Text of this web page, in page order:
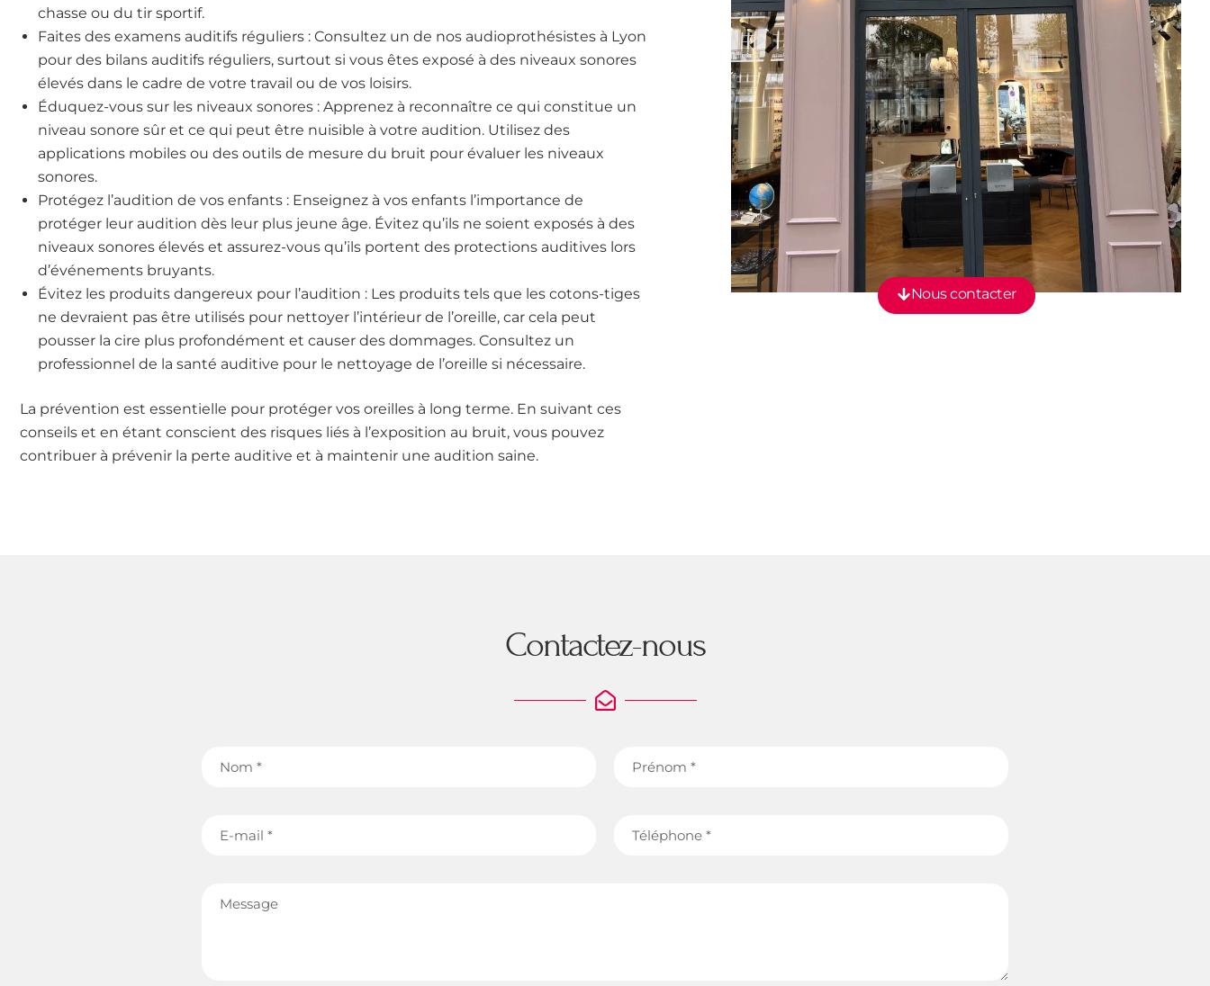
chasse ou du tir sportif.
Faites des examens auditifs réguliers : Consultez un de nos audioprothésistes à Lyon
pour des bilans auditifs réguliers, surtout si vous êtes exposé à des niveaux sonores
élevés dans le cadre de votre travail ou de vos loisirs.
Éduquez-vous sur les niveaux sonores : Apprenez à reconnaître ce qui constitue un
niveau sonore sûr et ce qui peut être nuisible à votre audition. Utilisez des
applications mobiles ou des outils de mesure du bruit pour évaluer les niveaux
sonores.
Protégez l’audition de vos enfants : Enseignez à vos enfants l’importance de
protéger leur audition dès leur plus jeune âge. Évitez qu’ils ne soient exposés à des
niveaux sonores élevés et assurez-vous qu’ils portent des protections auditives lors
d’événements bruyants.
Évitez les produits dangereux pour l’audition : Les produits tels que les cotons-tiges
ne devraient pas être utilisés pour nettoyer l’intérieur de l’oreille, car cela peut
pousser la cire plus profondément et causer des dommages. Consultez un
professionnel de la santé auditive pour le nettoyage de l’oreille si nécessaire.
La prévention est essentielle pour protéger vos oreilles à long terme. En suivant ces
conseils et en étant conscient des risques liés à l’exposition au bruit, vous pouvez
contribuer à prévenir la perte auditive et à maintenir une audition saine.
Nous contacter
Contactez-nous